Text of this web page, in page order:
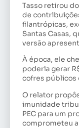
Tasso retirou
de
filantrópicas,
Santas Casas,
versão
À época, ele
poderia gerar
cofres públicos
O relator
imunidade
PEC para um
comprometeu